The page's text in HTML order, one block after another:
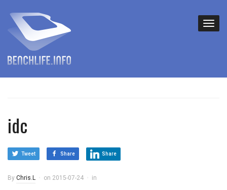
idc
Tweet Share Share
By Chris.L on 2015-07-24 in